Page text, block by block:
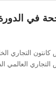
هذا المعرض التجاري